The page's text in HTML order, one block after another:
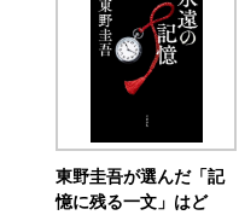
東野圭吾が選んだ「記
憶に残る一文」はど